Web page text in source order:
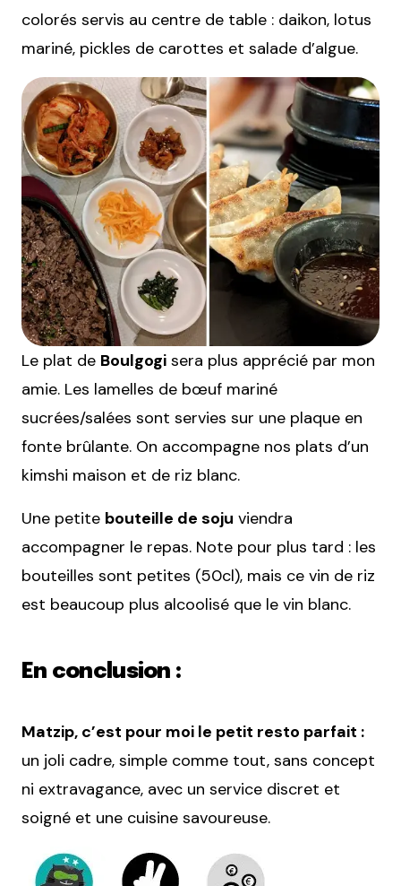
colorés servis au centre de table : daikon, lotus
mariné, pickles de carottes et salade d’algue.
Le plat de Boulgogi sera plus apprécié par mon
amie. Les lamelles de bœuf mariné
sucrées/salées sont servies sur une plaque en
fonte brûlante. On accompagne nos plats d’un
kimshi maison et de riz blanc.
Une petite bouteille de soju viendra
accompagner le repas. Note pour plus tard : les
bouteilles sont petites (50cl), mais ce vin de riz
est beaucoup plus alcoolisé que le vin blanc.
En conclusion :
Matzip, c’est pour moi le petit resto parfait :
un joli cadre, simple comme tout, sans concept
ni extravagance, avec un service discret et
soigné et une cuisine savoureuse.